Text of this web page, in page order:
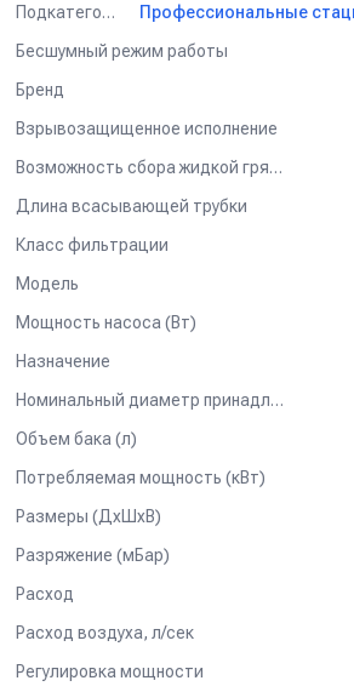
Подкатегория
Бесшумный режим работы
Бренд
Взрывозащищенное исполнение
Возможность сбора жидкой грязи
Длина всасывающей трубки
Класс фильтрации
Модель
Мощность насоса (Вт)
Назначение
Номинальный диаметр принадлежностей, мм
Объем бака (л)
Потребляемая мощность (кВт)
Размеры (ДхШхВ)
Разряжение (мБар)
Расход
Расход воздуха, л/сек
Регулировка мощности